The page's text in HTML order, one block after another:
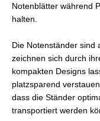
Notenblätter während
halten.
Die Notenständer sind
zeichnen sich durch
kompakten Designs
platzsparend
dass die Ständer
transportiert werden